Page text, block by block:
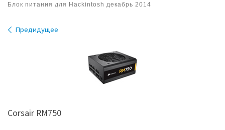
Блок питания для Hackintosh декабрь 2014
Навигация по изображениям
Предидущее
Corsair RM750